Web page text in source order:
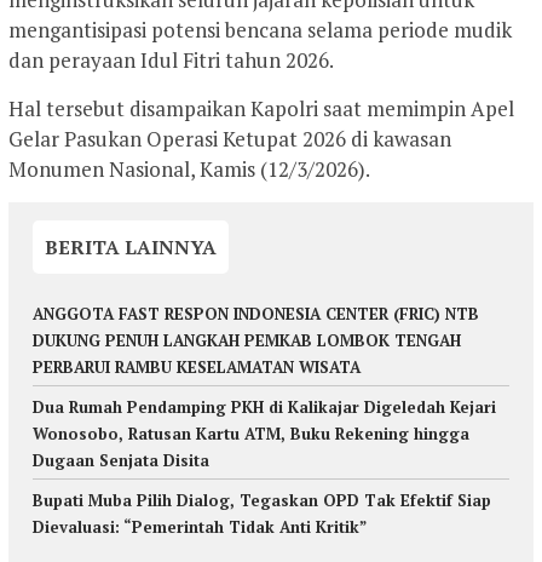
mengantisipasi potensi bencana selama periode mudik
dan perayaan Idul Fitri tahun 2026.
Hal tersebut disampaikan Kapolri saat memimpin Apel
Gelar Pasukan Operasi Ketupat 2026 di kawasan
Monumen Nasional, Kamis (12/3/2026).
BERITA LAINNYA
ANGGOTA FAST RESPON INDONESIA CENTER (FRIC) NTB
DUKUNG PENUH LANGKAH PEMKAB LOMBOK TENGAH
PERBARUI RAMBU KESELAMATAN WISATA
Dua Rumah Pendamping PKH di Kalikajar Digeledah Kejari
Wonosobo, Ratusan Kartu ATM, Buku Rekening hingga
Dugaan Senjata Disita
Bupati Muba Pilih Dialog, Tegaskan OPD Tak Efektif Siap
Dievaluasi: “Pemerintah Tidak Anti Kritik”